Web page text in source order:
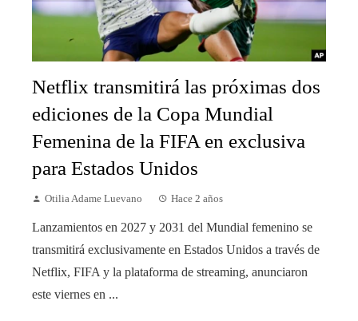
Netflix transmitirá las próximas dos
ediciones de la Copa Mundial
Femenina de la FIFA en exclusiva
para Estados Unidos
Otilia Adame Luevano Hace 2 años
Lanzamientos en 2027 y 2031 del Mundial femenino se
transmitirá exclusivamente en Estados Unidos a través de
Netflix, FIFA y la plataforma de streaming, anunciaron
este viernes en ...